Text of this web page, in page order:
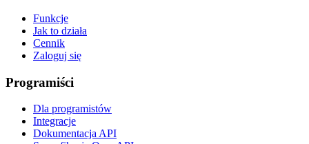
Funkcje
Jak to działa
Cennik
Zaloguj się
Programiści
Dla programistów
Integracje
Dokumentacja API